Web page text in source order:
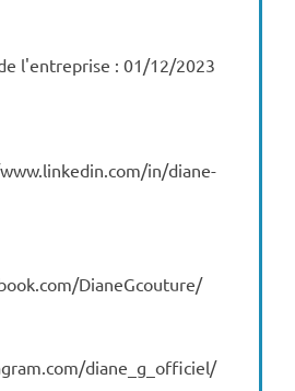
l'entreprise : 01/12/2023
in/diane-
DianeGcouture/
diane_g_officiel/